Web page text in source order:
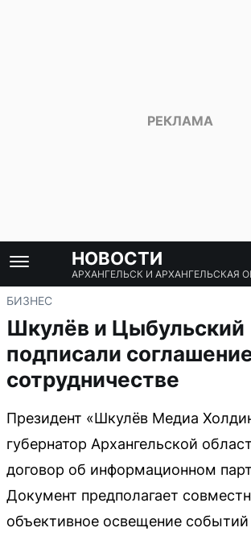
НОВОСТИ
АРХАНГЕЛЬСК И АРХАНГЕЛЬСКАЯ
БИЗНЕС
Шкулёв и Цыбульский
подписали
сотрудничестве
Президент «Шкулёв Медиа
губернатор Архангельской
договор об информационном
Документ предполагает
объективное освещение событий